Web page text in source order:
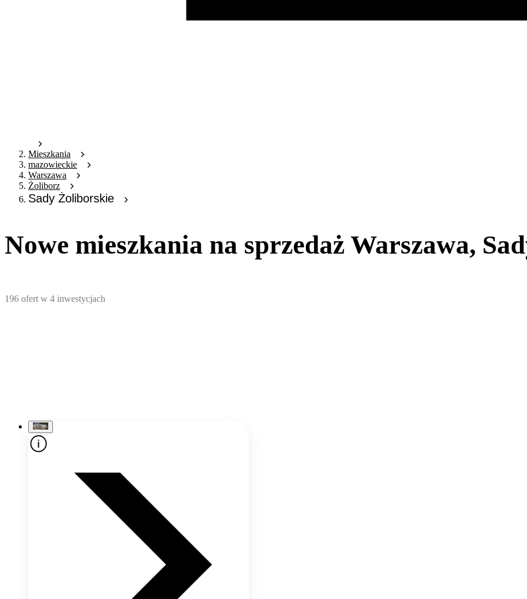
Mieszkania
mazowieckie
Warszawa
Żoliborz
Sady Żoliborskie
Nowe mieszkania na sprzedaż Warszawa,
196 ofert w 4 inwestycjach